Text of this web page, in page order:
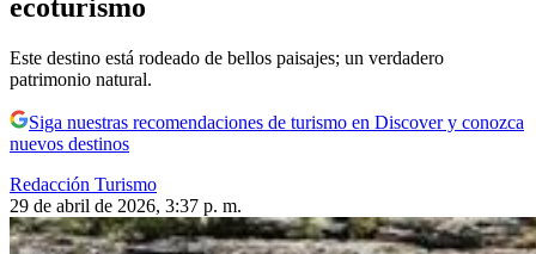
ecoturismo
Este destino está rodeado de bellos paisajes; un verdadero
patrimonio natural.
Siga nuestras recomendaciones de turismo en Discover y conozca
nuevos destinos
Redacción Turismo
29 de abril de 2026, 3:37 p. m.